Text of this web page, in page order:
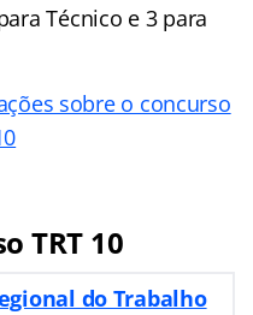
Técnico e 3 para
sobre o concurso
TRT 10
do Trabalho